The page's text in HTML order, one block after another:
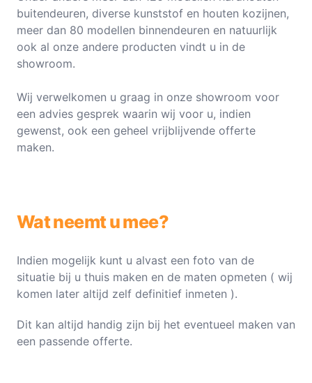
buitendeuren, diverse kunststof en houten kozijnen,
meer dan 80 modellen binnendeuren en natuurlijk
ook al onze andere producten vindt u in de
showroom.
Wij verwelkomen u graag in onze showroom voor
een advies gesprek waarin wij voor u, indien
gewenst, ook een geheel vrijblijvende offerte
maken.
Wat neemt u mee?
Indien mogelijk kunt u alvast een foto van de
situatie bij u thuis maken en de maten opmeten ( wij
komen later altijd zelf definitief inmeten ).
Dit kan altijd handig zijn bij het eventueel maken van
een passende offerte.